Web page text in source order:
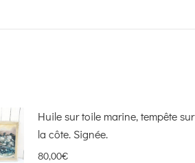
Huile sur toile marine, tempête sur
la côte. Signée.
80,00€